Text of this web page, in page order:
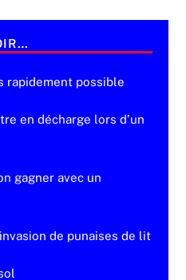
rapidement possible
en décharge lors d’un
gagner avec un
de punaises de lit